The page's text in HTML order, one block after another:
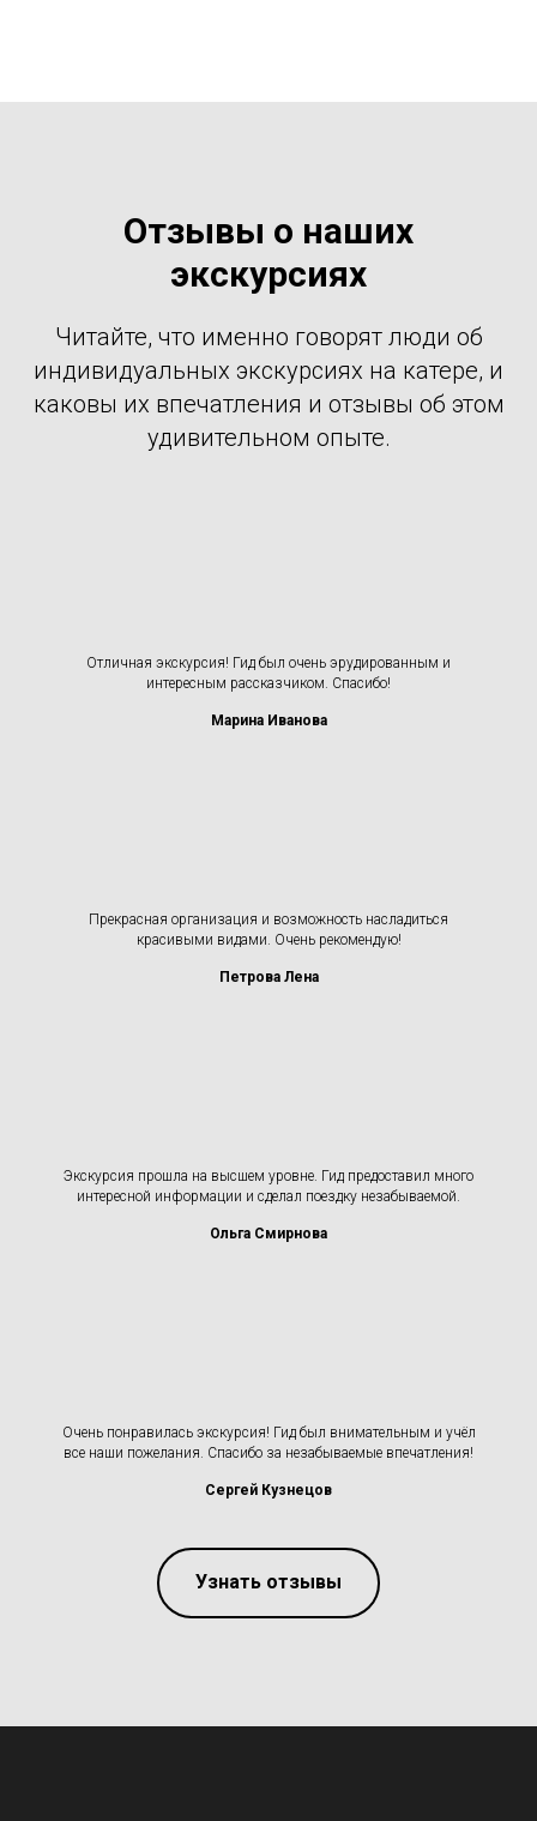
Отзывы о наших
экскурсиях
Читайте, что именно говорят люди об
индивидуальных экскурсиях на катере, и
каковы их впечатления и отзывы об этом
удивительном опыте.
Отличная экскурсия! Гид был очень эрудированным и
интересным рассказчиком. Спасибо!
Марина Иванова
Прекрасная организация и возможность насладиться
красивыми видами. Очень рекомендую!
Петрова Лена
Экскурсия прошла на высшем уровне. Гид предоставил много
интересной информации и сделал поездку незабываемой.
Ольга Смирнова
Очень понравилась экскурсия! Гид был внимательным и учёл
все наши пожелания. Спасибо за незабываемые впечатления!
Сергей Кузнецов
Узнать отзывы